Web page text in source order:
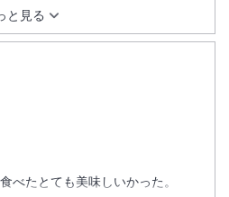
と見る
べたとても美味しいかった。